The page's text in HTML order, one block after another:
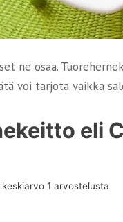
ne osaa.
voi tarjota vaikka
eli
1 arvostelusta